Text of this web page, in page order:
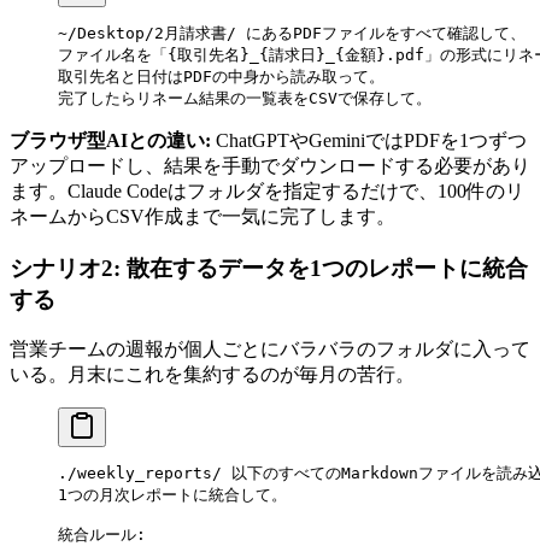
~/Desktop/2月請求書/ にあるPDFファイルをすべて確認して、
ファイル名を「{取引先名}_{請求日}_{金額}.pdf」の形式にリネ
取引先名と日付はPDFの中身から読み取って。
完了したらリネーム結果の一覧表をCSVで保存して。
ブラウザ型AIとの違い: ChatGPTやGeminiではPDFを1つずつ
アップロードし、結果を手動でダウンロードする必要があり
ます。Claude Codeはフォルダを指定するだけで、100件のリ
ネームからCSV作成まで一気に完了します。
シナリオ2: 散在するデータを1つのレポートに統合
する
営業チームの週報が個人ごとにバラバラのフォルダに入って
いる。月末にこれを集約するのが毎月の苦行。
./weekly_reports/ 以下のすべてのMarkdownファイルを読み
1つの月次レポートに統合して。
統合ルール: